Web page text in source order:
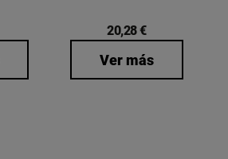
20,28 €
Ver más